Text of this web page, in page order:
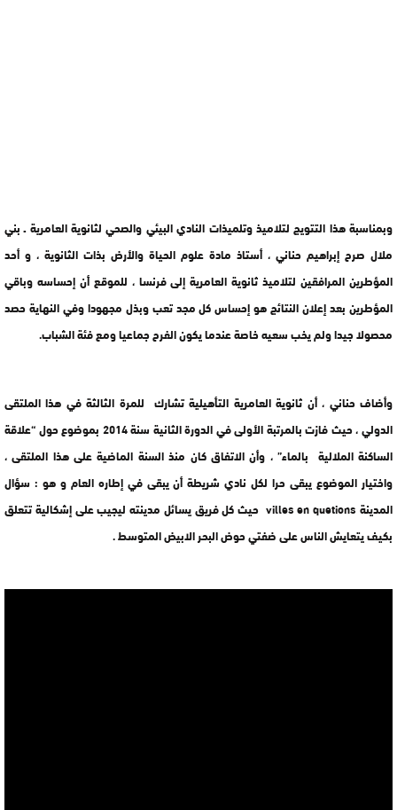
وبمناسبة هذا التتويج لتلاميذ وتلميذات النادي البيئي والصحي لثانوية العامرية ـ بني
ملال صرح إبراهيم حناني ، أستاذ مادة علوم الحياة والأرض بذات الثانوية ، و أحد
المؤطرين المرافقين لتلاميذ ثانوية العامرية إلى فرنسا ، للموقع أن إحساسه وباقي
المؤطرين بعد إعلان النتائج هو إحساس كل مجد تعب وبذل مجهودا وفي النهاية حصد
محصولا جيدا ولم يخب سعيه خاصة عندما يكون الفرح جماعيا ومع فئة الشباب.
وأضاف حناني ، أن ثانوية العامرية التأهيلية تشارك للمرة الثالثة في هذا الملتقى
الدولي ، حيث فازت بالمرتبة الأولى في الدورة الثانية سنة 2014 بموضوع حول “علاقة
الساكنة الملالية بالماء” ، وأن الاتفاق كان منذ السنة الماضية على هذا الملتقى ،
واختيار الموضوع يبقى حرا لكل نادي شريطة أن يبقى في إطاره العام و هو : سؤال
المدينة villes en quetions حيث كل فريق يسائل مدينته ليجيب على إشكالية تتعلق
بكيف يتعايش الناس على ضفتي حوض البحر الابيض المتوسط .